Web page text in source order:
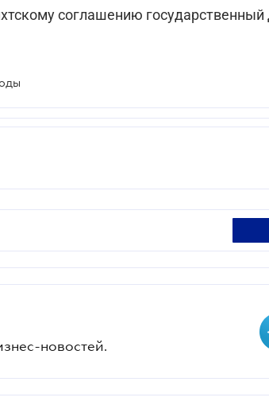
соглашению государственный
новостей.